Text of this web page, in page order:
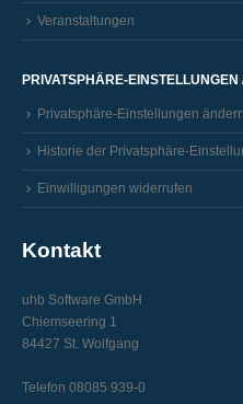
Veranstaltungen
PRIVATSPHÄRE-EINSTELLUNGEN
Privatsphäre-Einstellungen ändern
Historie der Privatsphäre-
Einwilligungen widerrufen
Kontakt
uhb Software GmbH
Chiemseering 1
84427 St. Wolfgang
Telefon 08085 939-0